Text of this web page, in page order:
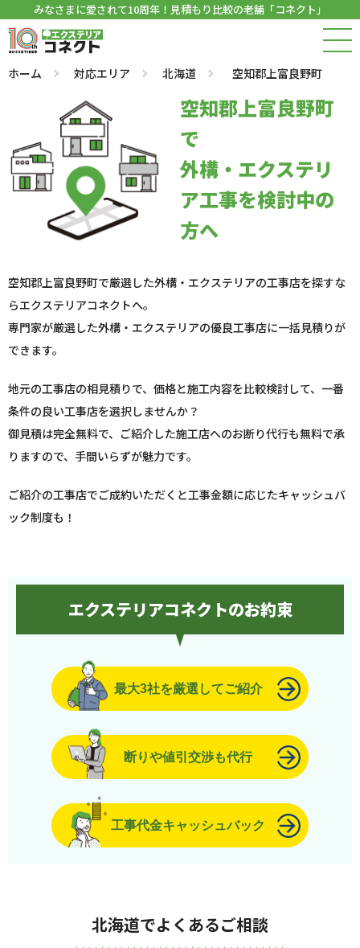
みなさまに愛されて10周年！見積もり比較の老舗「コネクト」
ホーム 対応エリア 北海道 空知郡上富良野町
空知郡上富良野町
で
外構・エクステリ
ア工事を検討中の
方へ
空知郡上富良野町で厳選した外構・エクステリアの工事店を探すな
らエクステリアコネクトへ。
専門家が厳選した外構・エクステリアの優良工事店に一括見積りが
できます。
地元の工事店の相見積りで、価格と施工内容を比較検討して、一番
条件の良い工事店を選択しませんか？
御見積は完全無料で、ご紹介した施工店へのお断り代行も無料で承
りますので、手間いらずが魅力です。
ご紹介の工事店でご成約いただくと工事金額に応じたキャッシュバ
ック制度も！
エクステリアコネクトのお約束
最大3社を厳選してご紹介
断りや値引交渉も代行
工事代金キャッシュバック
北海道でよくあるご相談